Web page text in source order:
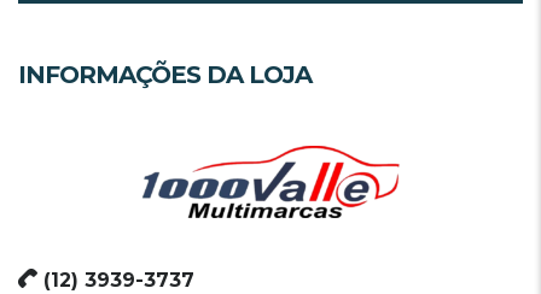
INFORMAÇÕES DA LOJA
(12) 3939-3737